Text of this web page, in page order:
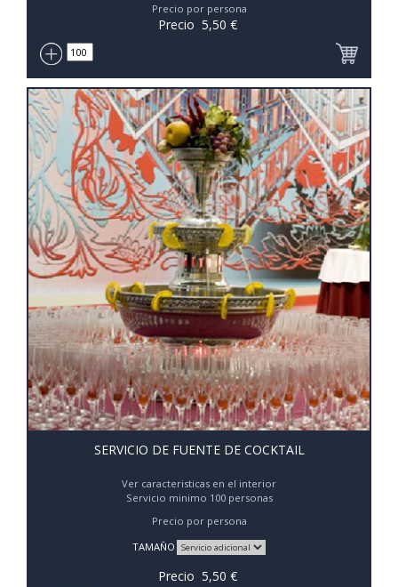
Precio por persona
Precio 5,50 €
SERVICIO DE FUENTE DE COCKTAIL
Ver caracteristicas en el interior
Servicio minimo 100 personas
Precio por persona
TAMAÑO
Precio 5,50 €